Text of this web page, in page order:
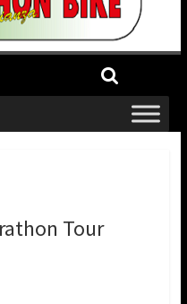
Tour